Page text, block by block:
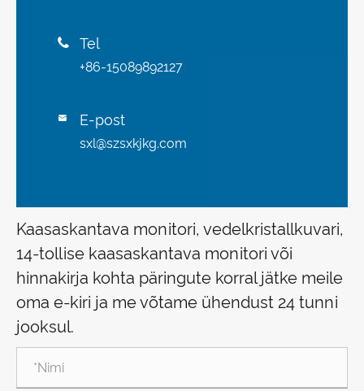
 Tel
+86-15089892127
 E-post
sxl@szsxkjkg.com
Kaasaskantava monitori, vedelkristallkuvari,
14-tollise kaasaskantava monitori või
hinnakirja kohta päringute korral jätke meile
oma e-kiri ja me võtame ühendust 24 tunni
jooksul.